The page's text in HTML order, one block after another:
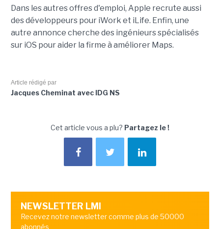
Dans les autres offres d'emploi, Apple recrute aussi
des développeurs pour iWork et iLife. Enfin, une
autre annonce cherche des ingénieurs spécialisés
sur iOS pour aider la firme à améliorer Maps.
Article rédigé par
Jacques Cheminat avec IDG NS
Cet article vous a plu? Partagez le !
NEWSLETTER LMI
Recevez notre newsletter comme plus de 50000
abonnés